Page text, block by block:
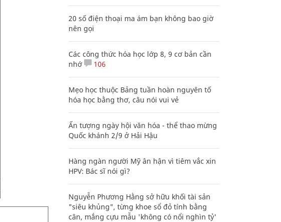
20 số điện thoại ma ám bạn không bao giờ
nên gọi
Các công thức hóa học lớp 8, 9 cơ bản cần
nhớ
106
Mẹo học thuộc Bảng tuần hoàn nguyên tố
hóa học bằng thơ, câu nói vui vẻ
Ấn tượng ngày hội văn hóa - thể thao mừng
Quốc khánh 2/9 ở Hải Hậu
Hàng ngàn người Mỹ ân hận vì tiêm vắc xin
HPV: Bác sĩ nói gì?
Nguyễn Phương Hằng sở hữu khối tài sản
"siêu khủng", từng khoe sổ đỏ tính bằng
cân, mắng cựu mẫu 'không có nổi nghìn tỷ'